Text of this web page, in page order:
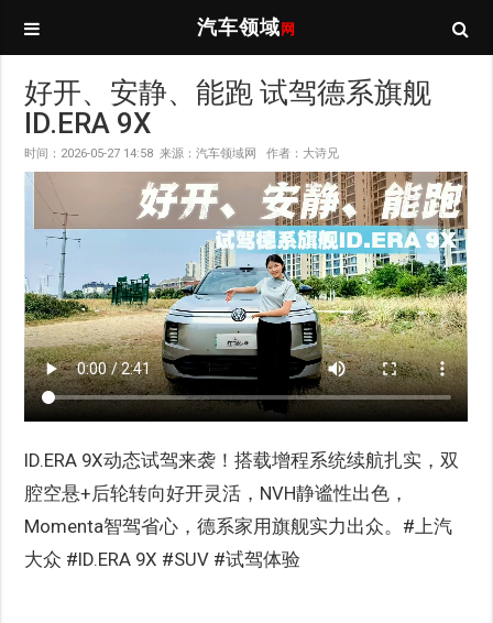
汽车领域 网
好开、安静、能跑 试驾德系旗舰
ID.ERA 9X
时间：2026-05-27 14:58 来源：汽车领域网 作者：大诗兄
ID.ERA 9X动态试驾来袭！搭载增程系统续航扎实，双
腔空悬+后轮转向好开灵活，NVH静谧性出色，
Momenta智驾省心，德系家用旗舰实力出众。#上汽
大众 #ID.ERA 9X #SUV #试驾体验